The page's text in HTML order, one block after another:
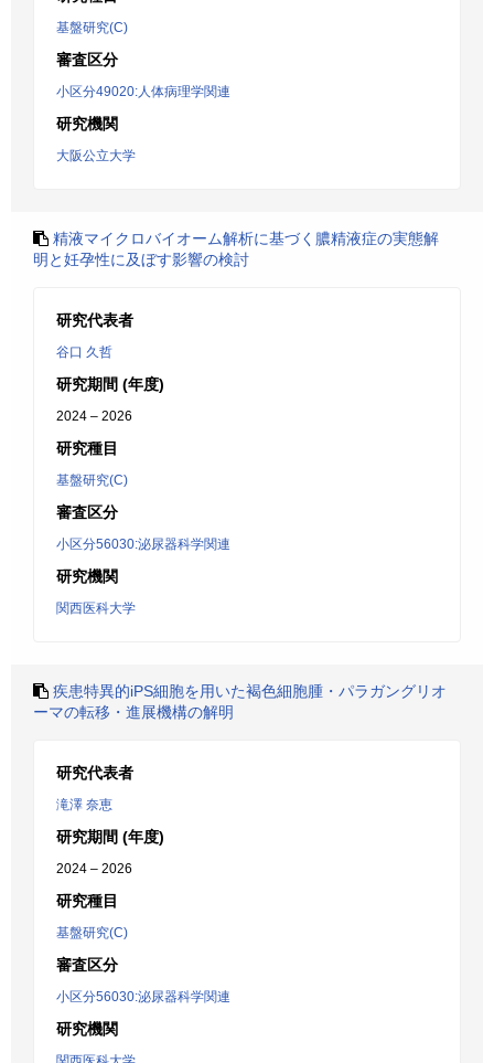
基盤研究(C)
審査区分
小区分49020:人体病理学関連
研究機関
大阪公立大学
精液マイクロバイオーム解析に基づく膿精液症の実態解
明と妊孕性に及ぼす影響の検討
研究代表者
谷口 久哲
研究期間 (年度)
2024 – 2026
研究種目
基盤研究(C)
審査区分
小区分56030:泌尿器科学関連
研究機関
関西医科大学
疾患特異的iPS細胞を用いた褐色細胞腫・パラガングリオ
ーマの転移・進展機構の解明
研究代表者
滝澤 奈恵
研究期間 (年度)
2024 – 2026
研究種目
基盤研究(C)
審査区分
小区分56030:泌尿器科学関連
研究機関